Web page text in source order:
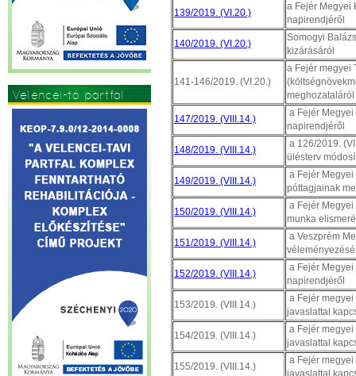
Velencei-tó partfal
139/2019. (VI.20.)
a Fejér Megyei
napirendjéről
140/2019. (VI.20.)
Somogyi
kizárásáról
141-146/2019. (VI.20.)
a Fejér megyei
meghozataláról
147/2019. (VIII.14.)
a Fejér
napirendjéről
148/2019. (VIII.14.)
a 126/2019.
ülésterv
149/2019. (VIII.14.)
a Fejér
póttagjainak
150/2019. (VIII.14.)
a Fejér
munka
151/2019. (VIII.14.)
a Veszprém
152/2019. (VIII.14.)
a Fejér
napirendjéről
153/2019. (VIII.14.)
a Fejér
javaslattal
154/2019. (VIII.14.)
a Fejér
javaslattal
155/2019. (VIII.14.)
a Fejér
javaslattal